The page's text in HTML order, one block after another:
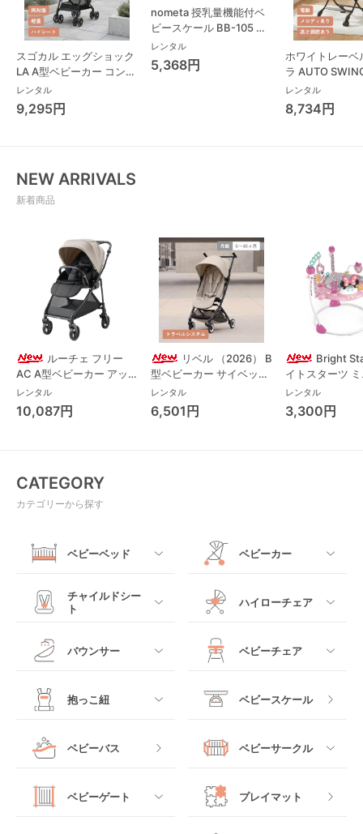
スゴカル エッグショック
LA A型ベビーカー コンビ
(Combi)
レンタル
9,295円
nometa 授乳量機能付ベ
ビースケール BB-105 タ
ニタ(TANITA) ベビースケ
ール・体重計
レンタル
5,368円
ホワイトレーベ
ラ AUTO
Long スリープ
コンビ(Combi)
チェア・ベビー
レンタル
8,734円
NEW ARRIVALS
新着商品
ルーチェ フリー
AC A型ベビーカー アッ
プリカ(Aprica) A型ベビ
ーカー アップリカ
(Aprica)
レンタル
10,087円
リベル （2026） B
型ベビーカー サイベック
ス(cybex)
レンタル
6,501円
Bright
イトスターツ
ス フォーエバ
レンド ジャン
パルー キッズ
レンタル
3,300円
CATEGORY
カテゴリーから探す
ベビーベッド
すべて
レギュラーサイズベビ
ベッドインベッド
クーファン
マットレス・布団
ベビーカー
すべて
ベビーカーその他
チャイルドシー
ト
すべて
ジュニアシート
チャイルドシートその
他
ハイローチェア
すべて
バウンサー
すべて
ロッキングタイプ
ベビーチェア
すべて
テーブルチェア
抱っこ紐
すべて
ベビースケール
ベビーバス ベビーサークル
すべて
ベビーゲート プレイマット